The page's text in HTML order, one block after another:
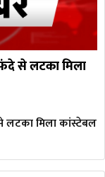
से लटका मिला
लटका मिला कांस्टेबल